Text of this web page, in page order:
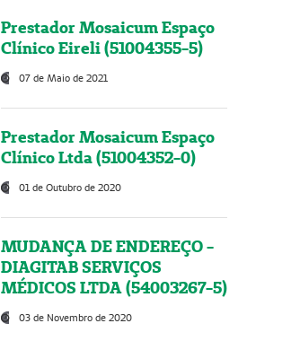
Prestador Mosaicum Espaço
Clínico Eireli (51004355-5)
07 de Maio de 2021
Prestador Mosaicum Espaço
Clínico Ltda (51004352-0)
01 de Outubro de 2020
MUDANÇA DE ENDEREÇO -
DIAGITAB SERVIÇOS
MÉDICOS LTDA (54003267-5)
03 de Novembro de 2020